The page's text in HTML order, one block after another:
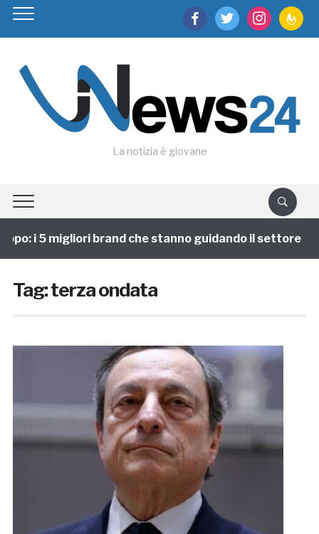
facebooktwitter instagram
La notizia è giovane
i 5 migliori brand che stanno guidando il settore
Tag:terza ondata